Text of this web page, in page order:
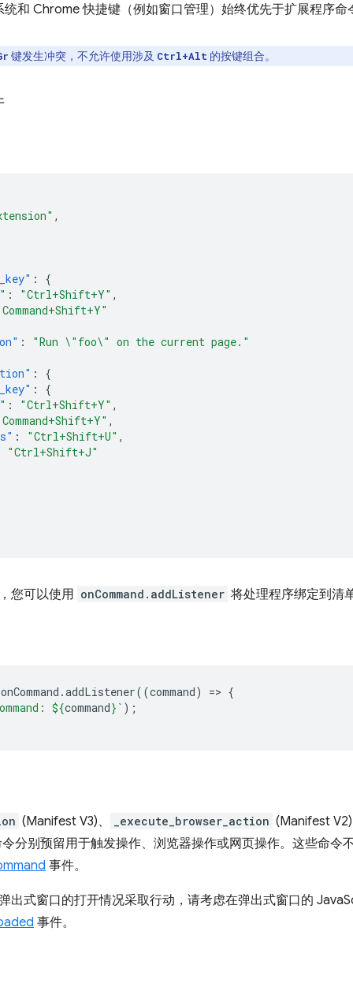
统和 Chrome 快捷键（例如窗口管理）始终优先于扩展程序
键发生冲突，不允许使用涉及 Ctrl+Alt 的按键组合。
,
:
{
: "Ctrl+Shift+Y" ,
: "Run \"foo\" on the current page."
:
{
:
{
: "Ctrl+Shift+Y" ,
,
: "Ctrl+Shift+U" ,
"Ctrl+Shift+J"
您可以使用 onCommand.addListener 将处理程序绑定到清
onCommand .addListener((command) => {
${command} ` );
(Manifest V3)、 _execute_browser_action (Manifest
分别预留用于触发操作、浏览器操作或网页操作。这些命令
事件。
出式窗口的打开情况采取行动，请考虑在弹出式窗口的
事件。